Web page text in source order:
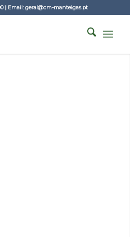
| Email: geral@cm-manteigas.pt